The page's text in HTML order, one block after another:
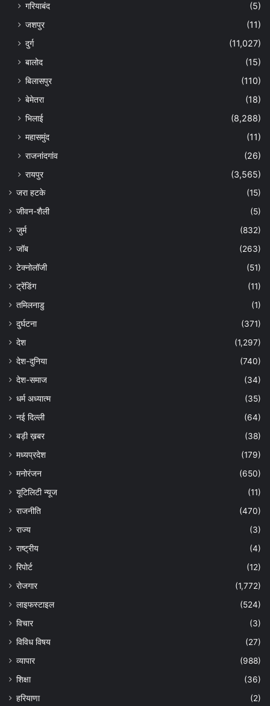
गरियाबंद
(5)
जशपुर
(11)
दुर्ग
(11,027)
बालोद
(15)
बिलासपुर
(110)
बेमेतरा
(18)
भिलाई
(8,288)
महासमुंद
(11)
राजनांदगांव
(26)
रायपुर
(3,565)
जरा हटके
(15)
जीवन-शैली
(5)
जुर्म
(832)
जॉब
(263)
टेक्नोलॉजी
(51)
ट्रेंडिंग
(11)
तमिलनाडु
(1)
दुर्घटना
(371)
देश
(1,297)
देश-दुनिया
(740)
देश-समाज
(34)
धर्म अध्यात्म
(35)
नई दिल्ली
(64)
बड़ी ख़बर
(38)
मध्यप्रदेश
(179)
मनोरंजन
(650)
यूटिलिटी न्यूज
(11)
राजनीति
(470)
राज्य
(3)
राष्ट्रीय
(4)
रिपोर्ट
(12)
रोजगार
(1,772)
लाइफस्टाइल
(524)
विचार
(3)
विविध विषय
(27)
व्यापार
(988)
शिक्षा
(36)
हरियाणा
(2)